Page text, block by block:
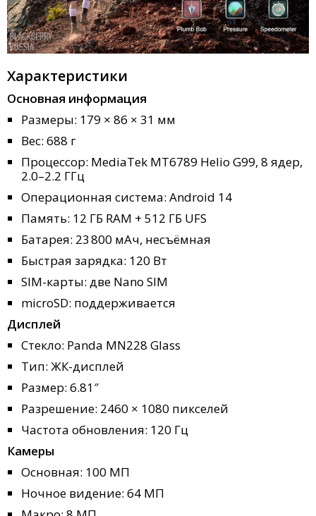
Характеристики
Основная информация
Размеры: 179 × 86 × 31 мм
Вес: 688 г
Процессор: MediaTek MT6789 Helio G99, 8 ядер,
2.0–2.2 ГГц
Операционная система: Android 14
Память: 12 ГБ RAM + 512 ГБ UFS
Батарея: 23 800 мАч, несъёмная
Быстрая зарядка: 120 Вт
SIM-карты: две Nano SIM
microSD: поддерживается
Дисплей
Стекло: Panda MN228 Glass
Тип: ЖК-дисплей
Размер: 6.81″
Разрешение: 2460 × 1080 пикселей
Частота обновления: 120 Гц
Камеры
Основная: 100 МП
Ночное видение: 64 МП